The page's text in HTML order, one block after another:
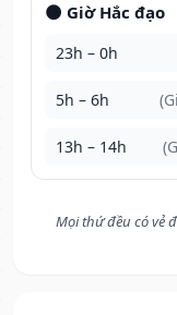
🌑 Giờ Hắc đạo
23h – 0h
5h – 6h
13h – 14h
Mọi thứ đều có vẻ